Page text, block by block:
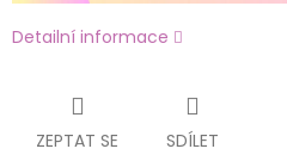
Detailní informace
ZEPTAT SE SDÍLET